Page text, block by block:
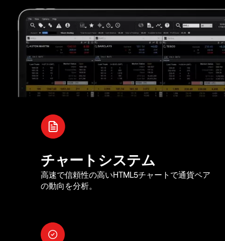
チャートシステム
高速で信頼性の高いHTML5チャートで通貨ペア
の動向を分析。